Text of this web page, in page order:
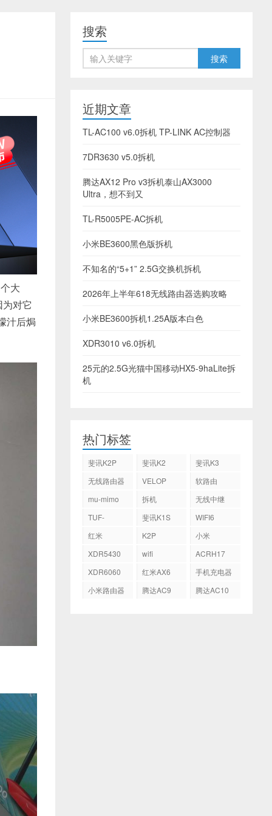
大
对它
汁后焗
搜索
近期文章
TL-AC100 v6.0拆机 TP-LINK AC控制器
7DR3630 v5.0拆机
腾达AX12 Pro v3拆机泰山AX3000
Ultra，想不到又
TL-R5005PE-AC拆机
小米BE3600黑色版拆机
不知名的“5+1” 2.5G交换机拆机
2026年上半年618无线路由器选购攻略
小米BE3600拆机1.25A版本白色
XDR3010 v6.0拆机
25元的2.5G光猫中国移动HX5-9haLite拆
机
热门标签
斐讯K2P 斐讯K2
斐讯K3
无线路由器
VELOP
软路由
mu-mimo
拆机
无线中继
TUF-
斐讯K1S
WIFI6
红米
K2P
小米
XDR5430 wifi
ACRH17
XDR6060
红米AX6
手机充电器
小米路由器
腾达AC9 腾达AC10